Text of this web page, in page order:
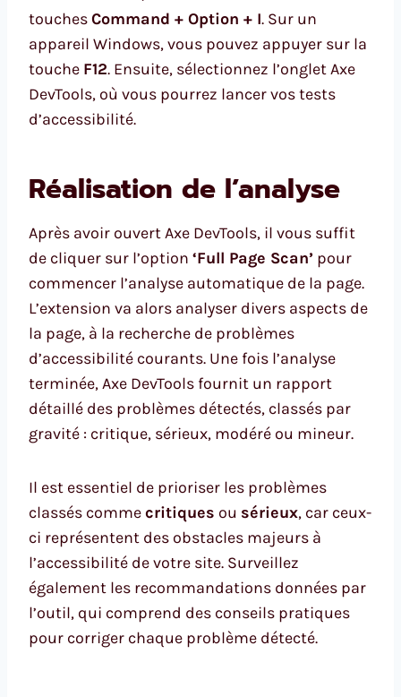
touchesCommand + Option + I. Sur un
appareil Windows, vous pouvez appuyer sur la
touche F12. Ensuite, sélectionnez l’onglet Axe
DevTools, où vous pourrez lancer vos tests
d’accessibilité.
Réalisation de l’analyse
Après avoir ouvert Axe DevTools, il vous suffit
de cliquer sur l’option ‘Full Page Scan’ pour
commencer l’analyse automatique de la page.
L’extension va alors analyser divers aspects de
la page, à la recherche de problèmes
d’accessibilité courants. Une fois l’analyse
terminée, Axe DevTools fournit un rapport
détaillé des problèmes détectés, classés par
gravité : critique, sérieux, modéré ou mineur.
Il est essentiel de prioriser les problèmes
classés commecritiques ou sérieux, car ceux-
ci représentent des obstacles majeurs à
l’accessibilité de votre site. Surveillez
également les recommandations données par
l’outil, qui comprend des conseils pratiques
pour corriger chaque problème détecté.